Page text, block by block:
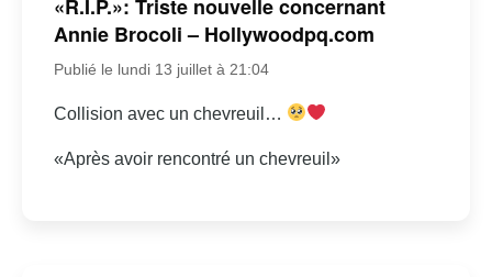
«R.I.P.»: Triste nouvelle concernant
Annie Brocoli – Hollywoodpq.com
Publié le lundi 13 juillet à 21:04
Collision avec un chevreuil…
«Après avoir rencontré un chevreuil»